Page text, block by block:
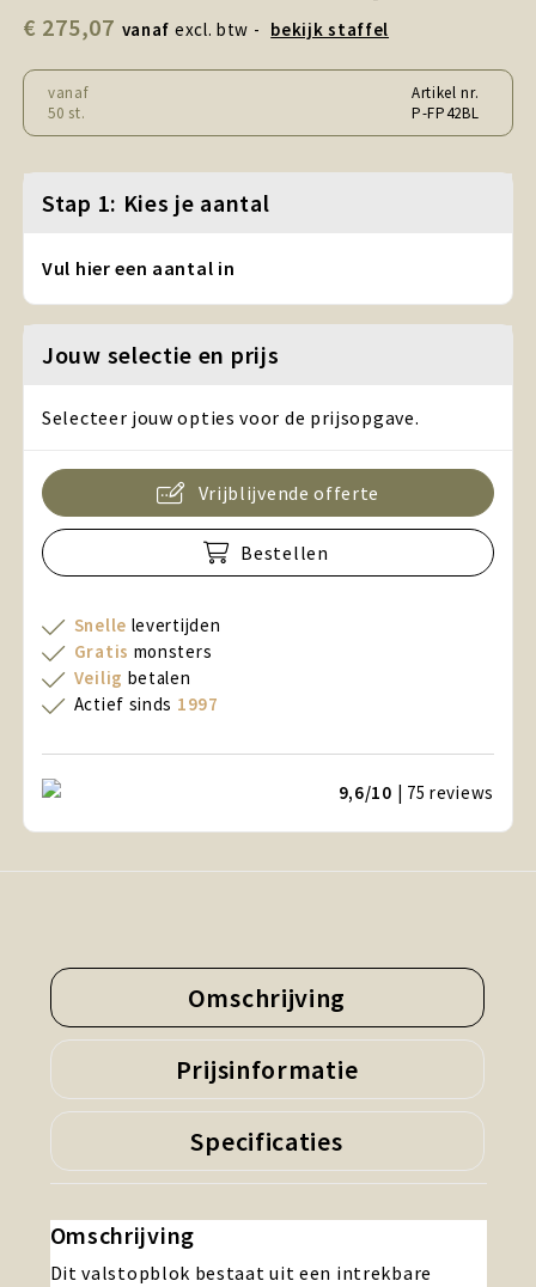
Sport, Spel en Speelgoed
Strand en Zomer
Technologie
Textiel, Kleding en Caps
Wijngeschenken
€ 275,07 vanaf excl. btw - bekijk staffel
vanaf
50 st.
Artikel nr.
P-FP42BL
Stap 1: Kies je aantal
Vul hier een aantal in
Jouw selectie en prijs
Selecteer jouw opties voor de prijsopgave.
Vrijblijvende offerte
Bestellen
Snelle levertijden
Gratis monsters
Veilig betalen
Actief sinds 1997
9,6/10 | 75reviews
Omschrijving
Prijsinformatie
Specificaties
Omschrijving
Dit valstopblok bestaat uit een intrekbare